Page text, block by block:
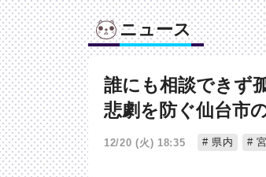
ニュース
誰にも相談できず
悲劇を防ぐ仙台市
12/20 (火) 18:35 県内